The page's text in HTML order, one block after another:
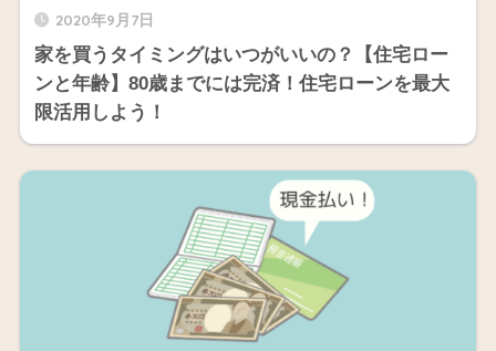
2020年9月7日
家を買うタイミングはいつがいいの？【住宅ロー
ンと年齢】80歳までには完済！住宅ローンを最大
限活用しよう！